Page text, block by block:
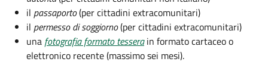
il passaporto(per cittadini extracomunitari)
il permesso di soggiorno(per cittadini extracomunitari)
una fotografia formato tessera in formato cartaceo o
elettronico recente (massimo sei mesi).